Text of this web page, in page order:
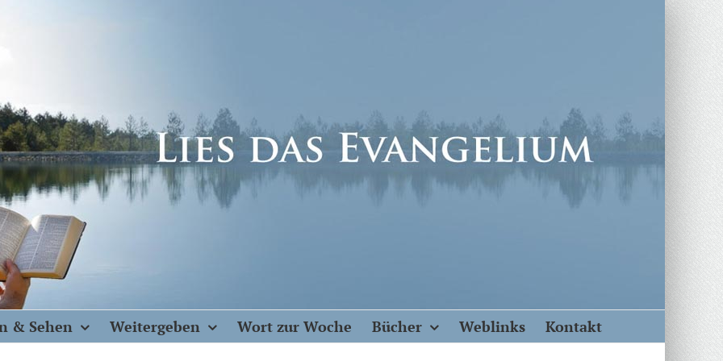
& Sehen Weitergeben Wort zur Woche Bücher Weblinks Kontakt